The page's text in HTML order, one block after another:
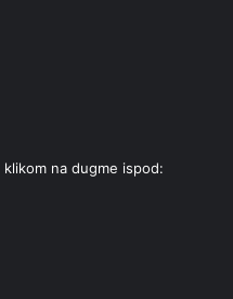
na dugme ispod: